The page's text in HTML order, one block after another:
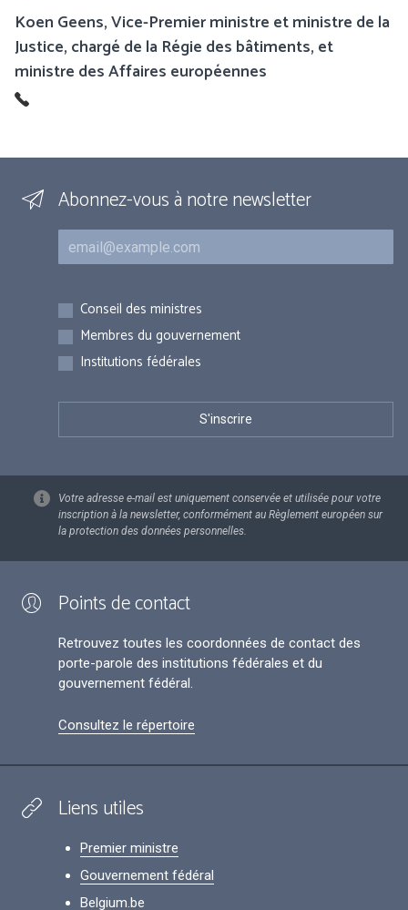
Koen Geens, Vice-Premier ministre et ministre de la
Justice, chargé de la Régie des bâtiments, et
ministre des Affaires européennes
Abonnez-vous à notre newsletter
Courriel
Inscriptions
Conseil des ministres
Membres du gouvernement
Institutions fédérales
Votre adresse e-mail est uniquement conservée et utilisée pour votre
inscription à la newsletter, conformément au Règlement européen sur
la protection des données personnelles.
Points de contact
Retrouvez toutes les coordonnées de contact des
porte-parole des institutions fédérales et du
gouvernement fédéral.
Consultez le répertoire
Liens utiles
Premier ministre
Gouvernement fédéral
Belgium.be